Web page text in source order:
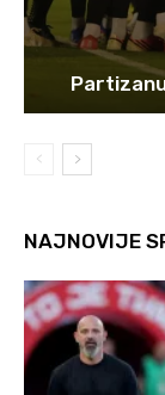
NAJNOVIJE